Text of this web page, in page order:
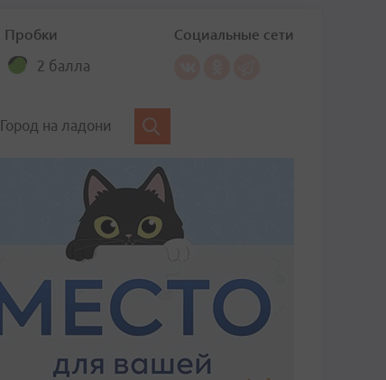
Пробки
2 балла
Социальные сети
Город на ладони